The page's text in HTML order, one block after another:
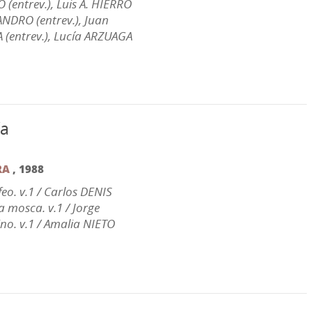
(entrev.), Luis A. HIERRO
(entrev.), Juan
(entrev.), Lucía ARZUAGA
, 1988
v.1 / Carlos DENIS
mosca. v.1 / Jorge
v.1 / Amalia NIETO